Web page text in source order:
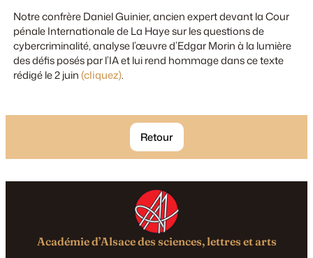
Notre confrère Daniel Guinier, ancien expert devant la Cour
pénale Internationale de La Haye sur les questions de
cybercriminalité, analyse l’œuvre d’Edgar Morin à la lumière
des défis posés par l’IA et lui rend hommage dans ce texte
rédigé le 2 juin(cliquez).
Retour
Académie d’Alsace des sciences, lettres et arts